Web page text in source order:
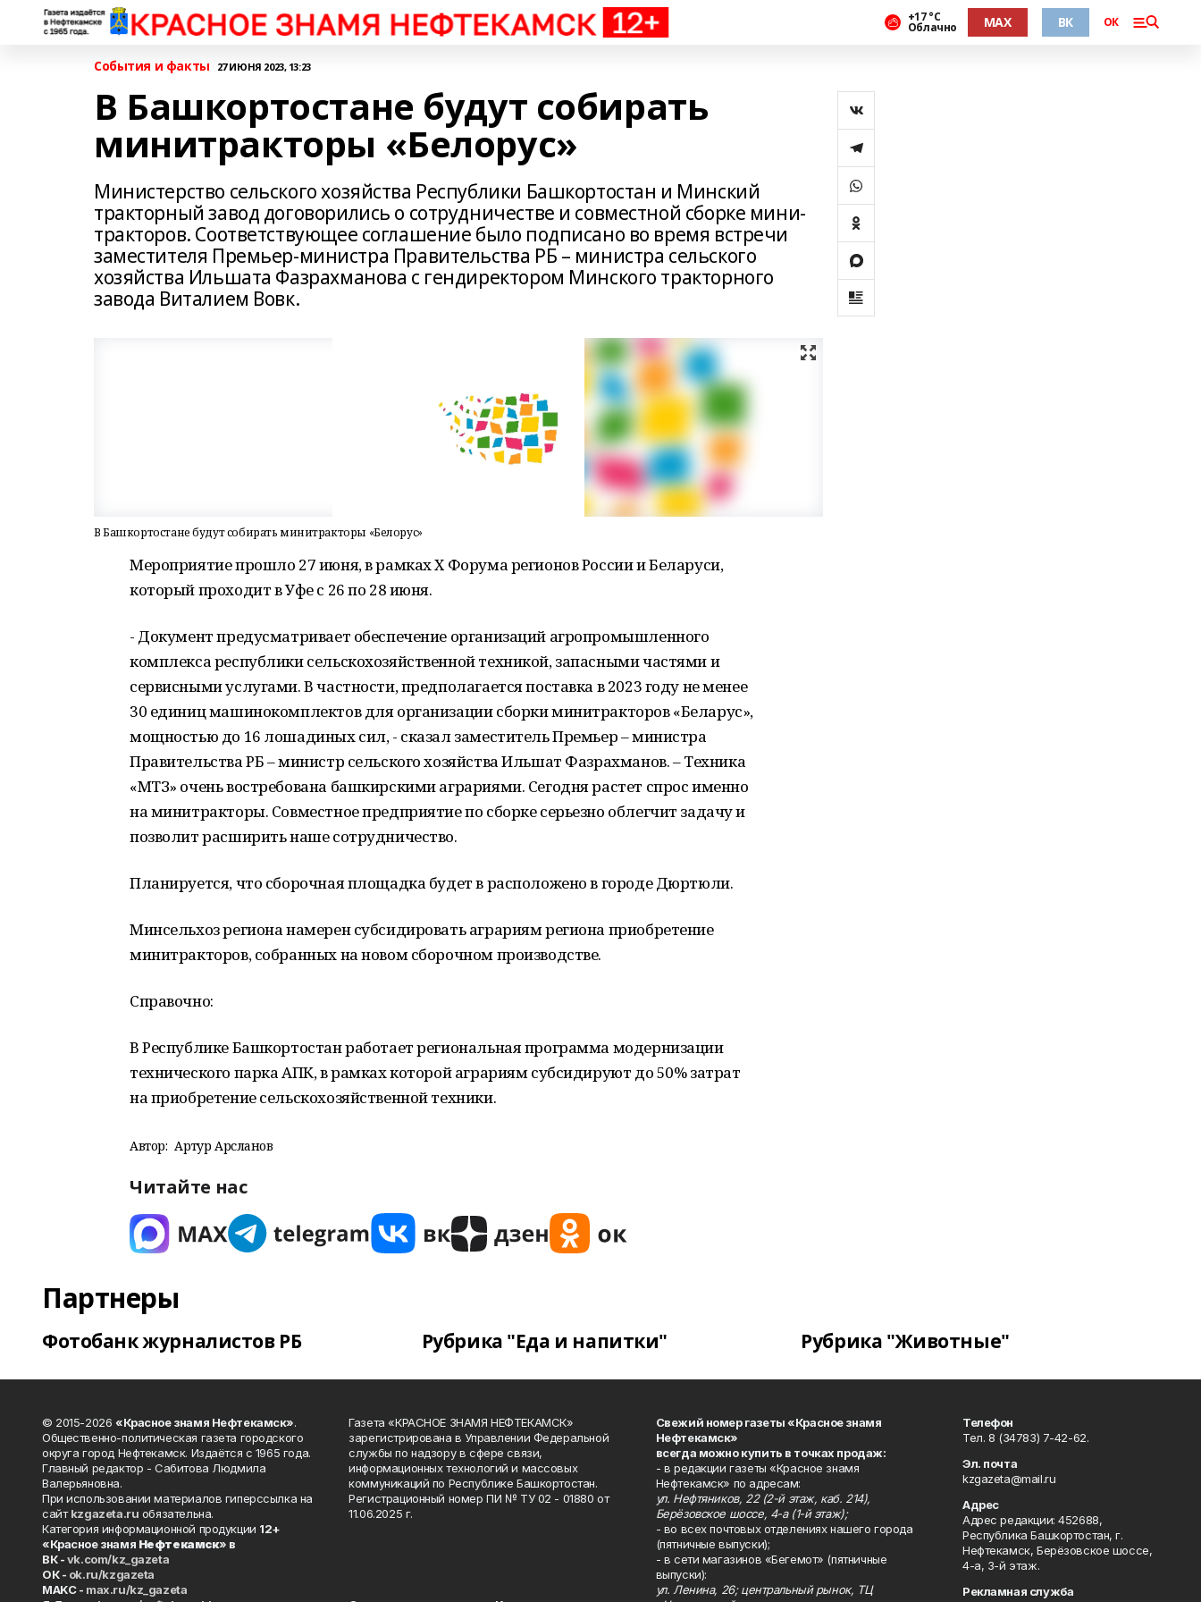
+17 °С
Облачно MAX ВК ОК
События и факты 27 ИЮНЯ 2023, 13:23
В Башкортостане будут собирать
минитракторы «Белорус»
Министерство сельского хозяйства Республики Башкортостан и Минский
тракторный завод договорились о сотрудничестве и совместной сборке мини-
тракторов. Соответствующее соглашение было подписано во время встречи
заместителя Премьер-министра Правительства РБ – министра сельского
хозяйства Ильшата Фазрахманова с гендиректором Минского тракторного
завода Виталием Вовк.
В Башкортостане будут собирать минитракторы «Белорус»
Мероприятие прошло 27 июня, в рамках Х Форума регионов России и Беларуси,
который проходит в Уфе с 26 по 28 июня.
- Документ предусматривает обеспечение организаций агропромышленного
комплекса республики сельскохозяйственной техникой, запасными частями и
сервисными услугами. В частности, предполагается поставка в 2023 году не менее
30 единиц машинокомплектов для организации сборки минитракторов «Беларус»,
мощностью до 16 лошадиных сил, - сказал заместитель Премьер – министра
Правительства РБ – министр сельского хозяйства Ильшат Фазрахманов. – Техника
«МТЗ» очень востребована башкирскими аграриями. Сегодня растет спрос именно
на минитракторы. Совместное предприятие по сборке серьезно облегчит задачу и
позволит расширить наше сотрудничество.
Планируется, что сборочная площадка будет в расположено в городе Дюртюли.
Минсельхоз региона намерен субсидировать аграриям региона приобретение
минитракторов, собранных на новом сборочном производстве.
Справочно:
В Республике Башкортостан работает региональная программа модернизации
технического парка АПК, в рамках которой аграриям субсидируют до 50% затрат
на приобретение сельскохозяйственной техники.
Автор: Артур Арсланов
Читайте нас
Партнеры
Фотобанк журналистов РБ Рубрика "Еда и напитки" Рубрика "Животные"
© 2015-2026 «Красное знамя Нефтекамск».
Общественно-политическая газета городского
округа город Нефтекамск. Издаётся с 1965 года.
Главный редактор - Сабитова Людмила
Валерьяновна.
При использовании материалов гиперссылка на
сайтkzgazeta.ru обязательна.
Категория информационной продукции 12+
«Красное знамя Нефтекамск» в
ВК -vk.com/kz_gazeta
ОК - ok.ru/kzgazeta
MAKC - max.ru/kz_gazeta
Газета «КРАСНОЕ ЗНАМЯ НЕФТЕКАМСК»
зарегистрирована в Управлении Федеральной
службы по надзору в сфере связи,
информационных технологий и массовых
коммуникаций по Республике Башкортостан.
Регистрационный номер ПИ № ТУ 02 - 01880 от
11.06.2025 г.
Свежий номер газеты «Красное знамя
Нефтекамск»
всегда можно купить в точках продаж:
- в редакции газеты «Красное знамя
Нефтекамск» по адресам:
ул. Нефтяников, 22 (2-й этаж, каб. 214),
Берёзовское шоссе, 4-а (1-й этаж);
- во всех почтовых отделениях нашего города
(пятничные выпуски);
- в сети магазинов «Бегемот» (пятничные
выпуски):
ул. Ленина, 26; центральный рынок, ТЦ
Телефон
Тел. 8 (34783) 7-42-62.
Эл. почта
kzgazeta@mail.ru
Адрес
Адрес редакции: 452688,
Республика Башкортостан, г.
Нефтекамск, Берёзовское шоссе,
4-а, 3-й этаж.
Рекламная служба